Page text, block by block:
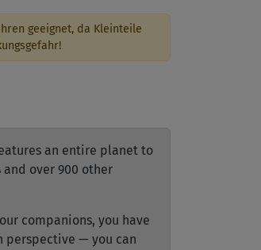
geeignet, da Kleinteile
an entire planet to
over 900 other
companions, you have
perspective — you can